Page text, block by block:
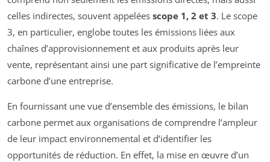
celles indirectes, souvent appelées scope 1, 2 et 3. Le scope
3, en particulier, englobe toutes les émissions liées aux
chaînes d’approvisionnement et aux produits après leur
vente, représentant ainsi une part significative de l’empreinte
carbone d’une entreprise.
En fournissant une vue d’ensemble des émissions, le bilan
carbone permet aux organisations de comprendre l’ampleur
de leur impact environnemental et d’identifier les
opportunités de réduction. En effet, la mise en œuvre d’un